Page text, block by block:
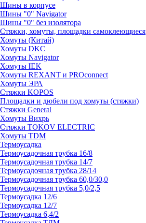
Шины в корпусе
Шины "0" Navigator
Шины "0" без изолятора
Стяжки, хомуты, площадки самоклеющиеся
Хомуты (Китай)
Хомуты DKC
Хомуты Navigator
Хомуты IEK
Хомуты REXANT и PROconnect
Хомуты ЭРА
Стяжки KOPOS
Площадки и дюбели под хомуты (стяжки)
Стяжки General
Хомуты Вихрь
Стяжки TOKOV ELECTRIC
Хомуты TDM
Термоусадка
Термоусадочная трубка 16/8
Термоусадочная трубка 14/7
Термоусадочная трубка 28/14
Термоусадочная трубка 60,0/30,0
Термоусадочная трубка 5,0/2,5
Термоусадка 12/6
Термоусадка 12/7
Термоусадка 6,4/2